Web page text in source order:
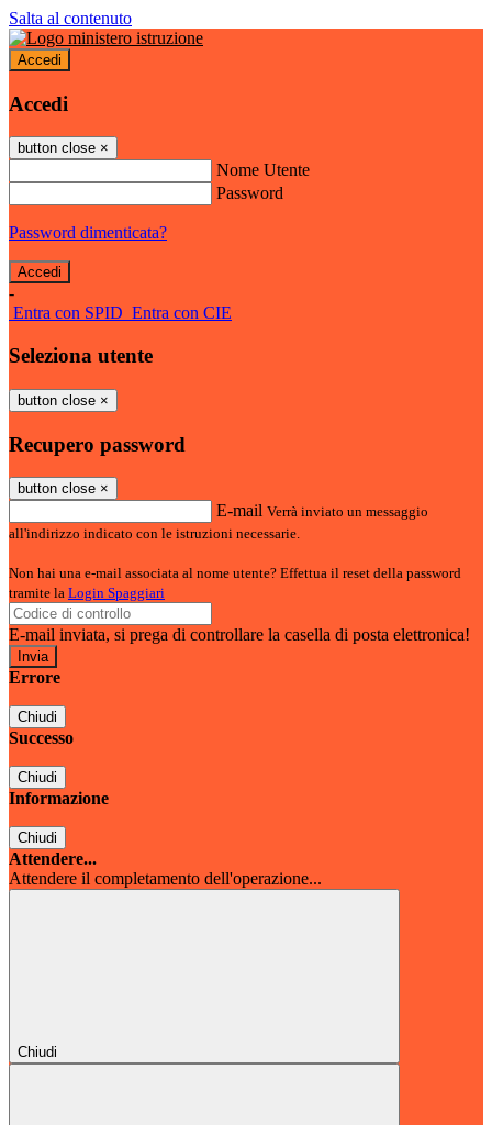
Salta al contenuto
Accedi
Accedi
button close ×
Nome Utente
Password
Password dimenticata?
-
Entra con SPID Entra con CIE
Seleziona utente
button close ×
Recupero password
button close ×
E-mail Verrà inviato un messaggio
all'indirizzo indicato con le istruzioni necessarie.
Non hai una e-mail associata al nome utente? Effettua il reset della password
tramite la Login Spaggiari
E-mail inviata, si prega di controllare la casella di posta elettronica!
Errore
Chiudi
Successo
Chiudi
Informazione
Chiudi
Attendere...
Attendere il completamento dell'operazione...
Chiudi